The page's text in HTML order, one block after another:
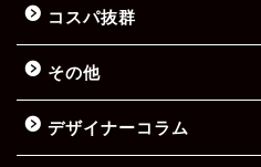
コスパ抜群
その他
デザイナーコラム